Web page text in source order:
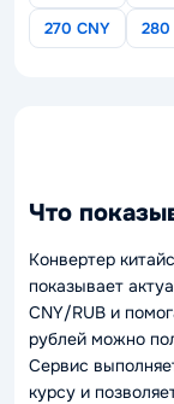
270 CNY
280
Что
Конвертер
показывает
CNY/RUB и
рублей можно
Сервис
курсу и